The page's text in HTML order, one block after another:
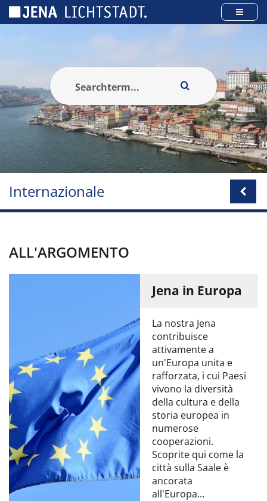
Internazionale
ALL'ARGOMENTO
Jena in Europa
La nostra Jena
contribuisce
attivamente a
un'Europa unita e
rafforzata, i cui Paesi
vivono la diversità
della cultura e della
storia europea in
numerose
cooperazioni.
Scoprite qui come la
città sulla Saale è
ancorata
all'Europa...
Pannello di gestione dei cookies